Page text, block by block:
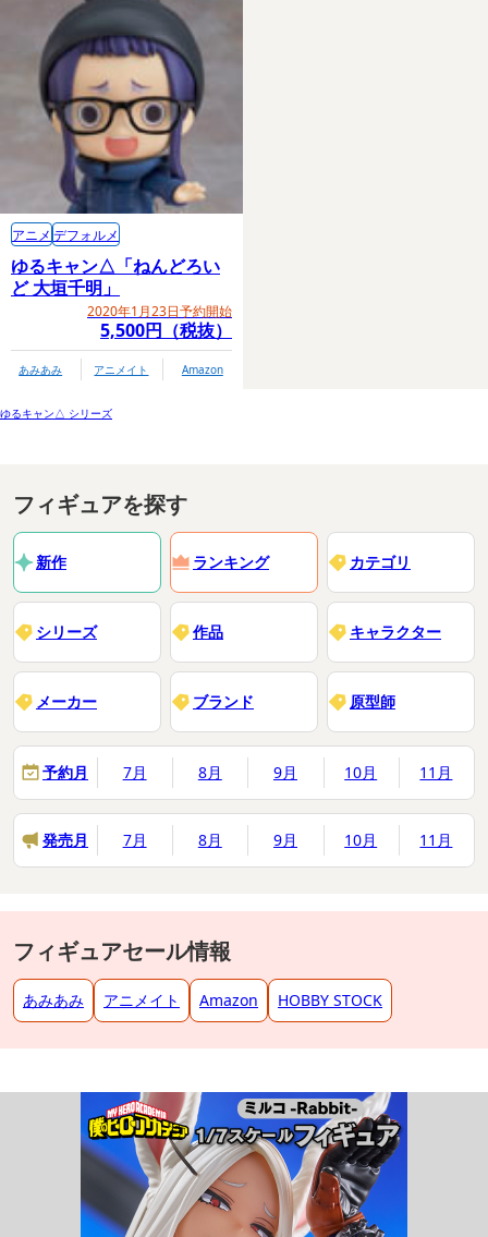
ゆるキャン△「ねんどろい
ど 大垣千明」
2020年1月23日予約開始
5,500円（税抜）
アニメ デフォルメ
あみあみ アニメイト Amazon
ゆるキャン△ シリーズ
フィギュアを探す
新作 ランキング カテゴリ
シリーズ 作品 キャラクター
メーカー ブランド 原型師
予約月 7月 8月 9月 10月 11月
発売月 7月 8月 9月 10月 11月
フィギュアセール情報
あみあみ アニメイト Amazon HOBBY STOCK